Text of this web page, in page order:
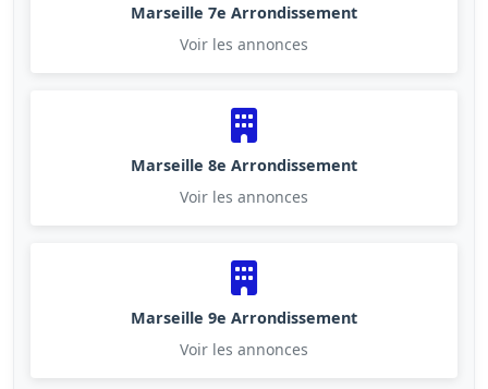
Marseille 7e Arrondissement
Voir les annonces
Marseille 8e Arrondissement
Voir les annonces
Marseille 9e Arrondissement
Voir les annonces